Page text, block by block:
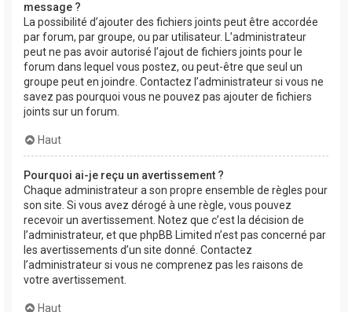
message ?
La possibilité d’ajouter des fichiers joints peut être accordée
par forum, par groupe, ou par utilisateur. L’administrateur
peut ne pas avoir autorisé l’ajout de fichiers joints pour le
forum dans lequel vous postez, ou peut-être que seul un
groupe peut en joindre. Contactez l’administrateur si vous ne
savez pas pourquoi vous ne pouvez pas ajouter de fichiers
joints sur un forum.
Haut
Pourquoi ai-je reçu un avertissement ?
Chaque administrateur a son propre ensemble de règles pour
son site. Si vous avez dérogé à une règle, vous pouvez
recevoir un avertissement. Notez que c’est la décision de
l’administrateur, et que phpBB Limited n’est pas concerné par
les avertissements d’un site donné. Contactez
l’administrateur si vous ne comprenez pas les raisons de
votre avertissement.
Haut